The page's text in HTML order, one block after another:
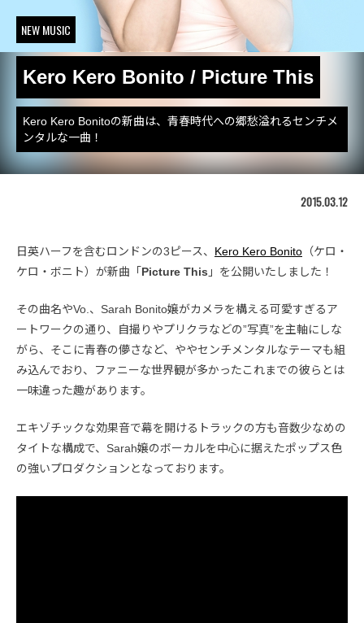
NEW MUSIC
Kero Kero Bonito / Picture This
Kero Kero Bonitoの新曲は、青春時代への郷愁溢れるセンチメ
ンタルな一曲！
2015.03.12
日英ハーフを含むロンドンの3ピース、 Kero Kero Bonito （ケロ・
ケロ・ボニト）が新曲「 Picture This 」を公開いたしました！
その曲名やVo.、Sarah Bonito嬢がカメラを構える可愛すぎるア
ートワークの通り、自撮りやプリクラなどの”写真”を主軸にしな
がら、そこに青春の儚さなど、ややセンチメンタルなテーマも組
み込んでおり、ファニーな世界観が多かったこれまでの彼らとは
一味違った趣があります。
エキゾチックな効果音で幕を開けるトラックの方も音数少なめの
タイトな構成で、Sarah嬢のボーカルを中心に据えたポップス色
の強いプロダクションとなっております。